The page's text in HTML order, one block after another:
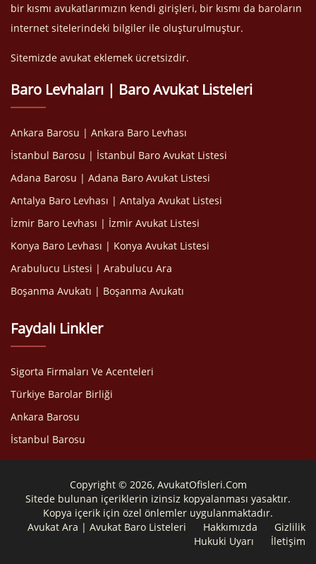
bir kısmı avukatlarımızın kendi girişleri, bir kısmı da baroların
internet sitelerindeki bilgiler ile oluşturulmuştur.
Sitemizde avukat eklemek ücretsizdir.
Baro Levhaları | Baro Avukat Listeleri
Ankara Barosu | Ankara Baro Levhası
İstanbul Barosu | İstanbul Baro Avukat Listesi
Adana Barosu | Adana Baro Avukat Listesi
Antalya Baro Levhası | Antalya Avukat Listesi
İzmir Baro Levhası | İzmir Avukat Listesi
Konya Baro Levhası | Konya Avukat Listesi
Arabulucu Listesi | Arabulucu Ara
Boşanma Avukatı | Boşanma Avukatı
Faydalı Linkler
Sigorta Firmaları Ve Acenteleri
Türkiye Barolar Birliği
Ankara Barosu
İstanbul Barosu
Copyright © 2026, AvukatOfisleri.Com
Sitede bulunan içeriklerin izinsiz kopyalanması yasaktır.
Kopya içerik için özel önlemler uygulanmaktadır.
Avukat Ara | Avukat Baro Listeleri
Hakkımızda
Gizlilik
Hukuki Uyarı
İletişim